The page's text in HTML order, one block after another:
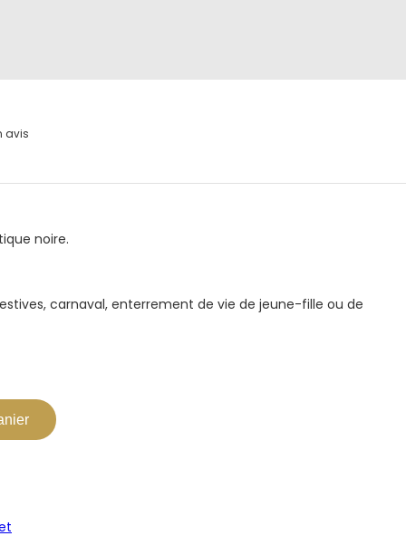
avis
noire.
carnaval, enterrement de vie de jeune-fille ou de